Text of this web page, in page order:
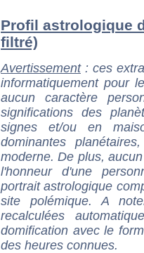
Profil astrologique
filtré)
Avertissement: ces
informatiquement pour
aucun caractère
significations des
signes et/ou en
dominantes
moderne. De plus,
l'honneur d'une
portrait astrologique
site polémique. A
recalculées
domification avec le
des heures connues.